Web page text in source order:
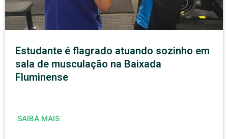
Estudante é flagrado atuando sozinho em
sala de musculação na Baixada
Fluminense
SAIBA MAIS